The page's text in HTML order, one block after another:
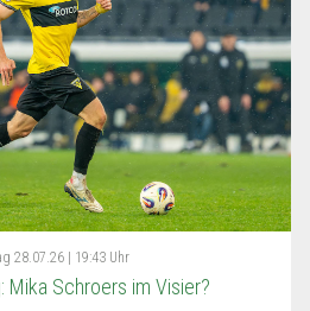
28.07.26 | 19:43 Uhr
Mika Schroers im Visier?